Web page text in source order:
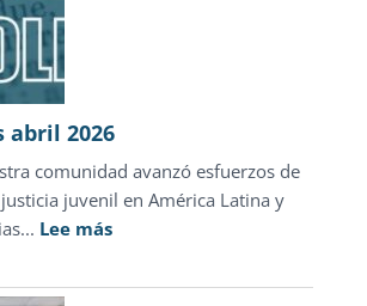
abril 2026
comunidad avanzó esfuerzos de
juvenil en América Latina y
Lee más:
abril